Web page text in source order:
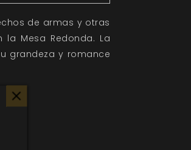
de armas y otras
Mesa Redonda. La
grandeza y romance